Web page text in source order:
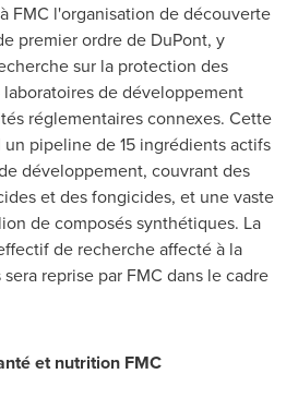
FMC l'organisation de découverte
premier ordre de DuPont, y
sur la protection des
laboratoires de développement
réglementaires connexes. Cette
pipeline de 15 ingrédients actifs
développement, couvrant des
et des fongicides, et une vaste
de composés synthétiques. La
de recherche affecté à la
reprise par FMC dans le cadre
et nutrition FMC